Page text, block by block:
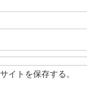
イトを保存する。